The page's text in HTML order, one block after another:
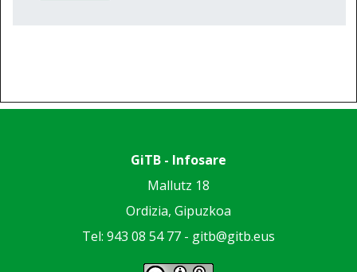
GiTB - Infosare
Mallutz 18
Ordizia, Gipuzkoa
Tel: 943 08 54 77 - gitb@gitb.eus